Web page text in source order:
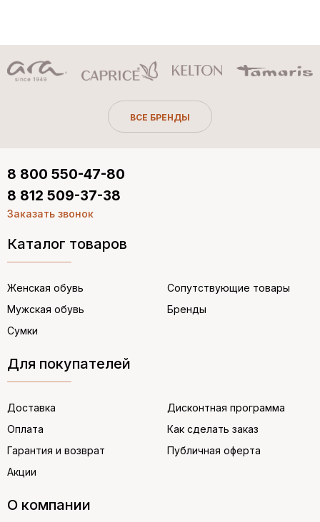
ВСЕ БРЕНДЫ
Каталог товаров
Женская обувь
Мужская обувь
Сумки
Сопутствующие товары
Бренды
Для покупателей
Доставка
Оплата
Гарантия и возврат
Акции
Дисконтная программа
Как сделать заказ
Публичная оферта
О компании
8 800 550-47-80
8 812 509-37-38
Заказать звонок